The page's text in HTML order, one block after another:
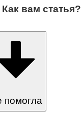
Как вам статья?
помогла